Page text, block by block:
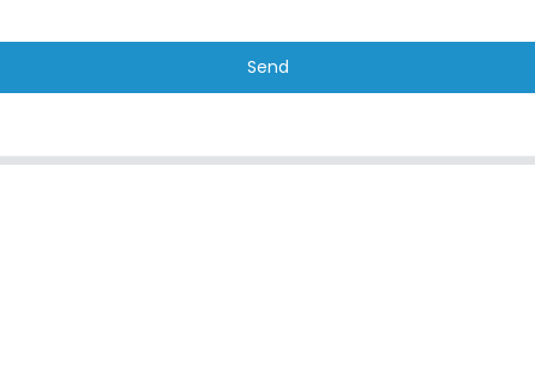
Send